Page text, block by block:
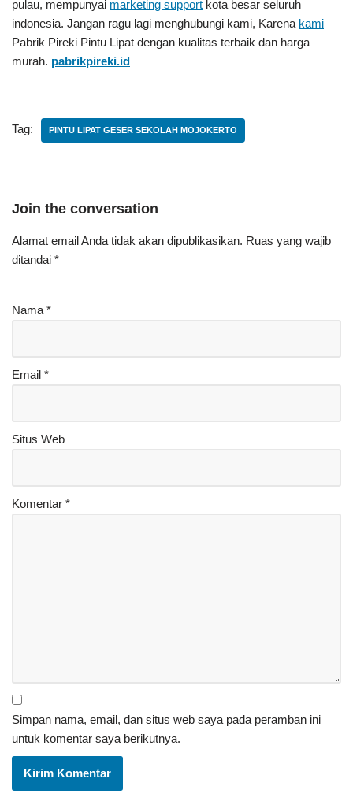
pulau, mempunyai marketing support kota besar seluruh
indonesia. Jangan ragu lagi menghubungi kami, Karena kami
Pabrik Pireki Pintu Lipat dengan kualitas terbaik dan harga
murah. pabrikpireki.id
Tag: PINTU LIPAT GESER SEKOLAH MOJOKERTO
Join the conversation
Alamat email Anda tidak akan dipublikasikan. Ruas yang wajib
ditandai *
Nama *
Email *
Situs Web
Komentar *
Simpan nama, email, dan situs web saya pada peramban ini
untuk komentar saya berikutnya.